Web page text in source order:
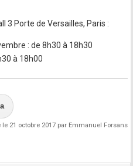
3 Porte de Versailles, Paris :
: de 8h30 à 18h30
à 18h00
le 21 octobre 2017 par Emmanuel Forsans